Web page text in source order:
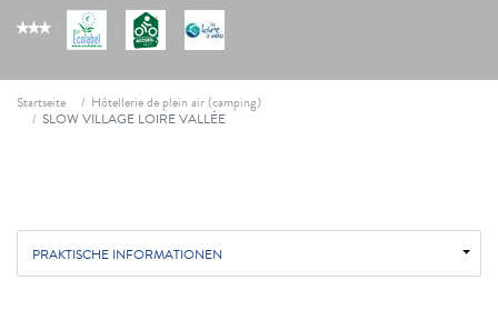
star_ratestar_ratestar_rate
Fil d'ariane
Startseite
Hôtellerie de plein air (camping)
SLOW VILLAGE LOIRE VALLÉE
PRAKTISCHE INFORMATIONEN